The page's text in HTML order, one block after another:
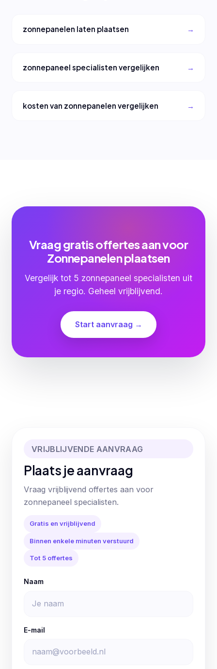
zonnepanelen laten plaatsen
zonnepaneel specialisten vergelijken
kosten van zonnepanelen vergelijken
Vraag gratis offertes aan voor
Zonnepanelen plaatsen
Vergelijk tot 5 zonnepaneel specialisten uit
je regio. Geheel vrijblijvend.
Start aanvraag →
VRIJBLIJVENDE AANVRAAG
Plaats je aanvraag
Vraag vrijblijvend offertes aan voor
zonnepaneel specialisten.
Gratis en vrijblijvend
Binnen enkele minuten verstuurd
Tot 5 offertes
Naam
E-mail